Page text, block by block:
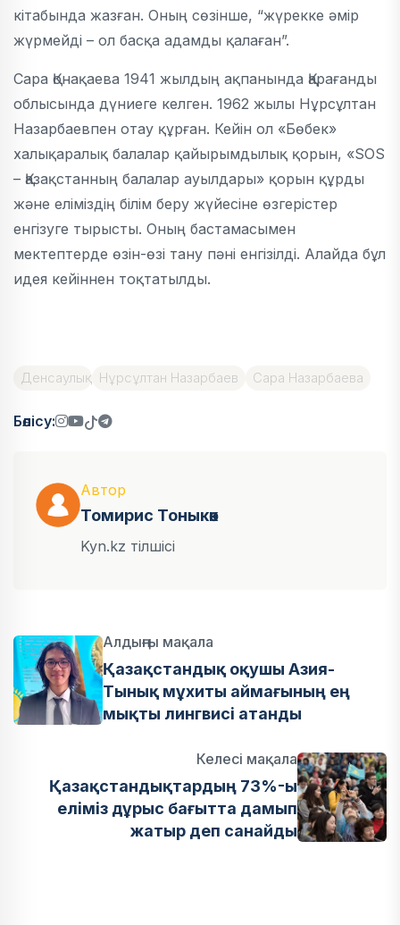
кітабында жазған. Оның сөзінше, “жүрекке әмір
жүрмейді – ол басқа адамды қалаған”.
Сара Қонақаева 1941 жылдың ақпанында Қарағанды
облысында дүниеге келген. 1962 жылы Нұрсұлтан
Назарбаевпен отау құрған. Кейін ол «Бөбек»
халықаралық балалар қайырымдылық қорын, «SOS
– Қазақстанның балалар ауылдары» қорын құрды
және еліміздің білім беру жүйесіне өзгерістер
енгізуге тырысты. Оның бастамасымен
мектептерде өзін-өзі тану пәні енгізілді. Алайда бұл
идея кейіннен тоқтатылды.
Денсаулық Нұрсұлтан Назарбаев Сара Назарбаева
Бөлісу:
Автор
Томирис Тоныкөк
Kyn.kz тілшісі
Алдыңғы мақала
Қазақстандық оқушы Азия-
Тынық мұхиты аймағының ең
мықты лингвисі атанды
Келесі мақала
Қазақстандықтардың 73%-ы
еліміз дұрыс бағытта дамып
жатыр деп санайды